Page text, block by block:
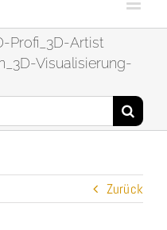
Profi_3D-Artist
Visualisierung-
Zurück